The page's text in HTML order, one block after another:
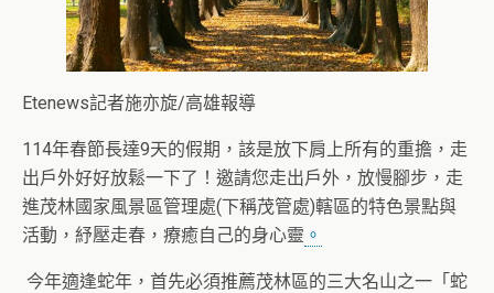
Etenews記者施亦旋/高雄報導
114年春節長達9天的假期，該是放下肩上所有的重擔，走
出戶外好好放鬆一下了！邀請您走出戶外，放慢腳步，走
進茂林國家風景區管理處(下稱茂管處)轄區的特色景點與
活動，紓壓走春，療癒自己的身心靈 。
今年適逢蛇年，首先必須推薦茂林區的三大名山之一「蛇